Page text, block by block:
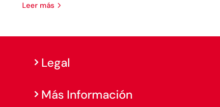
leer más
Legal
Más Información